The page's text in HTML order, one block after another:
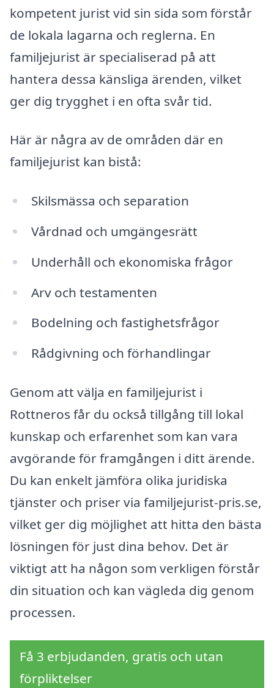
kompetent jurist vid sin sida som förstår
de lokala lagarna och reglerna. En
familjejurist är specialiserad på att
hantera dessa känsliga ärenden, vilket
ger dig trygghet i en ofta svår tid.
Här är några av de områden där en
familjejurist kan bistå:
Skilsmässa och separation
Vårdnad och umgängesrätt
Underhåll och ekonomiska frågor
Arv och testamenten
Bodelning och fastighetsfrågor
Rådgivning och förhandlingar
Genom att välja en familjejurist i
Rottneros får du också tillgång till lokal
kunskap och erfarenhet som kan vara
avgörande för framgången i ditt ärende.
Du kan enkelt jämföra olika juridiska
tjänster och priser via familjejurist-pris.se,
vilket ger dig möjlighet att hitta den bästa
lösningen för just dina behov. Det är
viktigt att ha någon som verkligen förstår
din situation och kan vägleda dig genom
processen.
Få 3 erbjudanden, gratis och utan
förpliktelser